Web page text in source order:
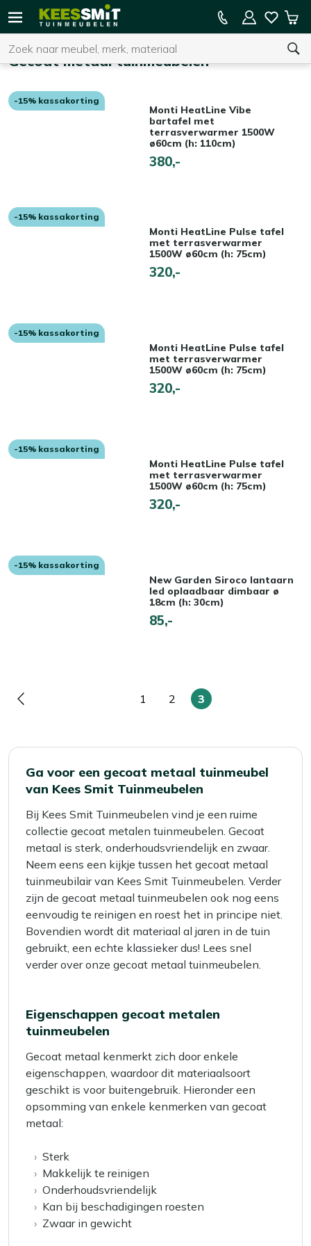
Kees
Tuinmeubelen
Zoeken
U heeft geen product(en) in uw winkelwagen.
15% kassakorting op de hele collectie
Gecoat metaal tuinmeubelen
-15% kassakorting
Monti HeatLine Vibe
bartafel met
terrasverwarmer 1500W
ø60cm (h: 110cm)
380,-
-15% kassakorting
Monti HeatLine Pulse tafel
met terrasverwarmer
1500W ø60cm (h: 75cm)
320,-
-15% kassakorting
Monti HeatLine Pulse tafel
met terrasverwarmer
1500W ø60cm (h: 75cm)
320,-
-15% kassakorting
Monti HeatLine Pulse tafel
met terrasverwarmer
1500W ø60cm (h: 75cm)
320,-
-15% kassakorting
New Garden Siroco lantaarn
led oplaadbaar dimbaar ø
18cm (h: 30cm)
85,-
Pagina Pagina
1
Pagina
2
U
3
Ga voor een gecoat metaal tuinmeubel
van Kees Smit Tuinmeubelen
Bij Kees Smit Tuinmeubelen vind je een ruime
collectie gecoat metalen tuinmeubelen. Gecoat
metaal is sterk, onderhoudsvriendelijk en zwaar.
Neem eens een kijkje tussen het gecoat metaal
tuinmeubilair van Kees Smit Tuinmeubelen. Verder
zijn de gecoat metaal tuinmeubelen ook nog eens
eenvoudig te reinigen en roest het in principe niet.
Bovendien wordt dit materiaal al jaren in de tuin
gebruikt, een echte klassieker dus! Lees snel
verder over onze gecoat metaal tuinmeubelen.
Eigenschappen gecoat metalen
tuinmeubelen
Gecoat metaal kenmerkt zich door enkele
eigenschappen, waardoor dit materiaalsoort
geschikt is voor buitengebruik. Hieronder een
opsomming van enkele kenmerken van gecoat
metaal:
Sterk
Makkelijk te reinigen
Onderhoudsvriendelijk
Kan bij beschadigingen roesten
Zwaar in gewicht